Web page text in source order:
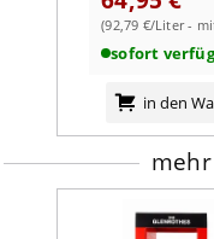
pfeffrig-würzigen
Orangen-
Birnenkompott,
Birnen, kräftige
weiterlesen auf
(92,79 €/Liter -
sofort
in den